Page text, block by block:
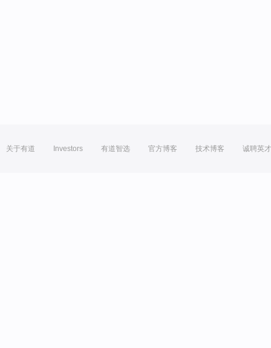
关于有道 Investors 有道智选 官方博客 技术博客 诚聘英才